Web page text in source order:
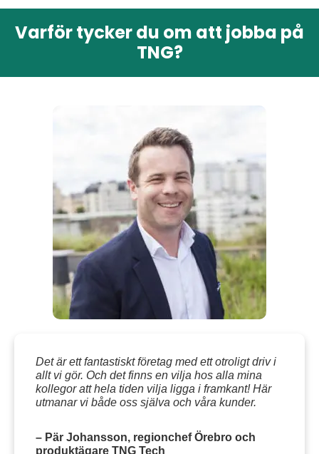
Varför tycker du om att jobba på
TNG?
Det är ett fantastiskt företag med ett otroligt driv i
allt vi gör. Och det finns en vilja hos alla mina
kollegor att hela tiden vilja ligga i framkant! Här
utmanar vi både oss själva och våra kunder.
– Pär Johansson, regionchef Örebro och
produktägare TNG Tech